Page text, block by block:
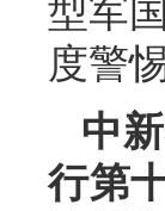
型军
度警
中
行第